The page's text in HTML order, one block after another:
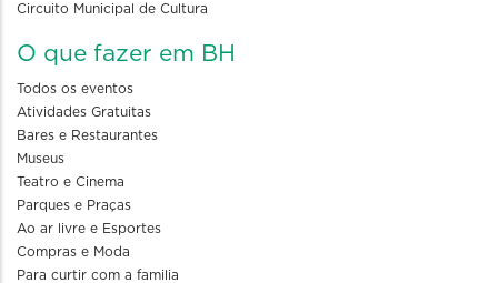
Circuito Municipal de Cultura
O que fazer em BH
Todos os eventos
Atividades Gratuitas
Bares e Restaurantes
Museus
Teatro e Cinema
Parques e Praças
Ao ar livre e Esportes
Compras e Moda
Para curtir com a familia